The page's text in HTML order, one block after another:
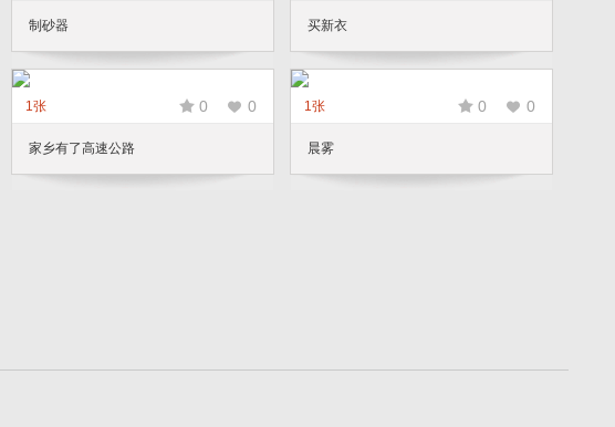
制砂器 买新衣
1张 0 0
家乡有了高速公路
1张 0 0
晨雾